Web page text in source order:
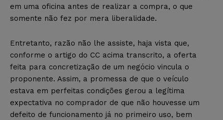
em uma oficina antes de realizar a compra, o que
somente não fez por mera liberalidade.
Entretanto, razão não lhe assiste, haja vista que,
conforme o artigo do CC acima transcrito, a oferta
feita para concretização de um negócio vincula o
proponente. Assim, a promessa de que o veículo
estava em perfeitas condições gerou a legítima
expectativa no comprador de que não houvesse um
defeito de funcionamento já no primeiro uso, bem